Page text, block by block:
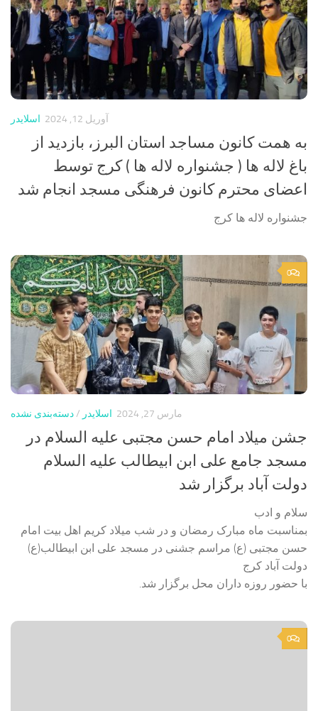
اسلایدر آوریل 12, 2024
به همت کانون مساجد استان البرز، بازدید از
باغ لاله ها ( جشنواره لاله ها ) کرج توسط
اعضای محترم کانون فرهنگی مسجد انجام شد
جشنواره لاله ها کرج
0
اسلایدر /دسته‌بندی نشده مارس 27, 2024
جشن میلاد امام حسن مجتبی علیه السلام در
مسجد جامع علی ابن ابیطالب علیه السلام
دولت آباد برگزار شد
سلام و ادب
بمناسبت ماه مبارک رمضان و در شب میلاد کریم اهل بیت امام
حسن مجتبی (ع) مراسم جشنی در مسجد علی ابن ابيطالب(ع)
دولت آباد کرج
با حضور روزه داران محل برگزار شد.
0